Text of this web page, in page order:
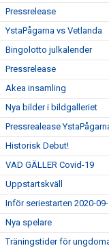
Pressrelease
YstaPågarna vs Vetlanda
Bingolotto julkalender
Pressrelease
Akea insamling
Nya bilder i bildgalleriet
Pressrealease
Historisk Debut!
VAD GÄLLER Covid-19
Uppstartskväll
Inför seriestarten 2020-
Nya spelare
Träningstider för